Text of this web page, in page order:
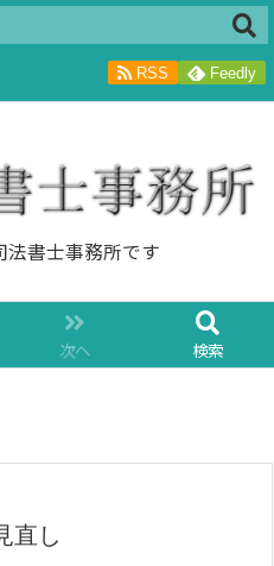
書士事務所です
次へ 検索
RSS Feedly
直し